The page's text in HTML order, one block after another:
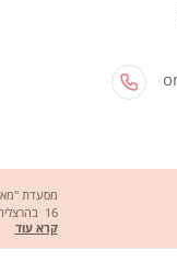
מסעדת "מאי
16
אורז לבן,
מביאה את
קרא עוד